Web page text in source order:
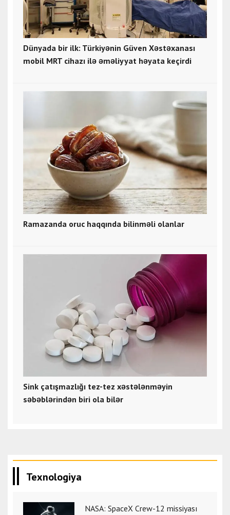
Dünyada bir ilk: Türkiyənin Güven Xəstəxanası
mobil MRT cihazı ilə əməliyyat həyata keçirdi
Ramazanda oruc haqqında bilinməli olanlar
Sink çatışmazlığı tez-tez xəstələnməyin
səbəblərindən biri ola bilər
Texnologiya
NASA: SpaceX Crew-12 missiyası